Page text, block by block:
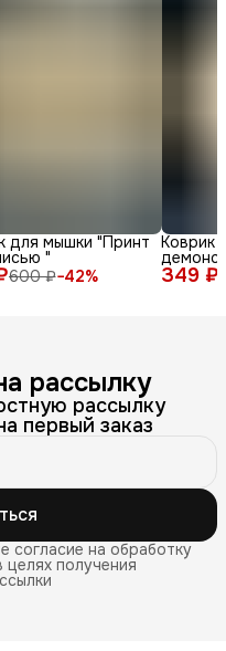
600 ₽−42%
для мышки "Принт
"
349 ₽
Коврик
лица и
рассылку
рассылку
первый заказ
согласие на обработку
целях получения